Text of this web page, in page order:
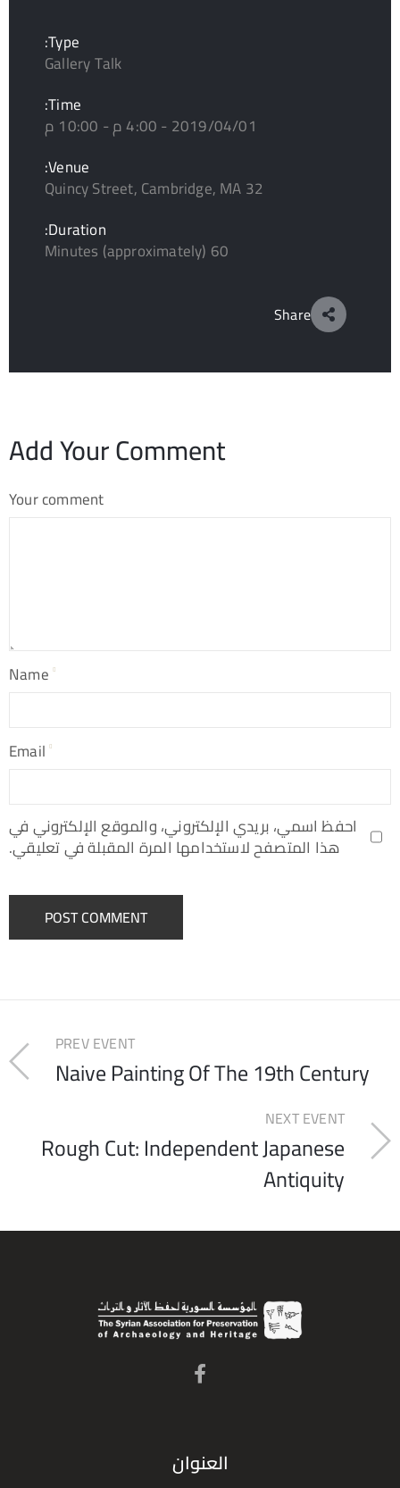
Type:
Gallery Talk
Time:
2019/04/01 - 4:00 م - 10:00 م
Venue:
32 Quincy Street, Cambridge, MA
Duration:
60 Minutes (approximately)
Share
Add Your Comment
Your comment
Name
Email
احفظ اسمي، بريدي الإلكتروني، والموقع الإلكتروني في
هذا المتصفح لاستخدامها المرة المقبلة في تعليقي.
PREV EVENT
Naive Painting Of The 19th Century
NEXT EVENT
Rough Cut: Independent Japanese
Antiquity
العنوان